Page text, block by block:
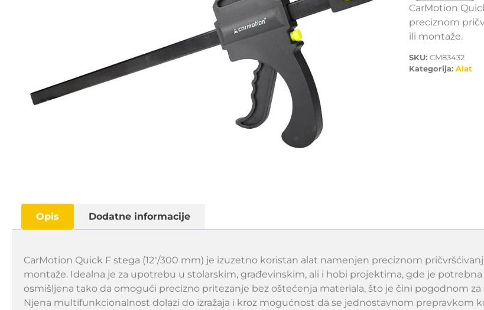
CarMotion
preciznom
ili montaže.
SKU: CM83432
Kategorija: Alat
Opis Dodatne informacije
CarMotion Quick F stega (12″/300 mm) je izuzetno koristan alat namenjen preciznom
montaže. Idealna je za upotrebu u stolarskim, građevinskim, ali i hobi projektima, gde je
osmišljena tako da omogući precizno pritezanje bez oštećenja materiala, što je čini pogodnom
Njena multifunkcionalnost dolazi do izražaja i kroz mogućnost da se jednostavnom prepravkom